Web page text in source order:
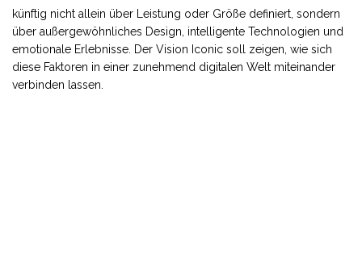
künftig nicht allein über Leistung oder Größe definiert, sondern
über außergewöhnliches Design, intelligente Technologien und
emotionale Erlebnisse. Der Vision Iconic soll zeigen, wie sich
diese Faktoren in einer zunehmend digitalen Welt miteinander
verbinden lassen.